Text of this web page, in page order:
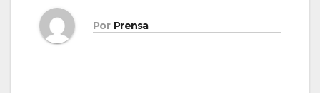
Por Prensa